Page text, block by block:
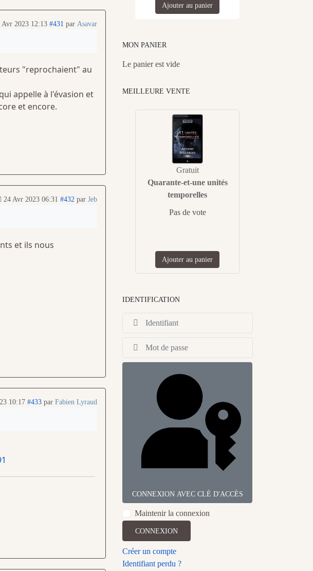
Avr 2023 12:13 #431 par Asavar
"reprochaient" au
appelle à l'évasion et
et encore.
24 Avr 2023 06:31 #432 par Jeb
et ils nous
10:17 #433 par Fabien Lyraud
Ajouter au panier
MON PANIER
Le panier est vide
MEILLEURE VENTE
Gratuit
Quarante-et-une unités
temporelles
Pas de vote
Ajouter au panier
IDENTIFICATION
CONNEXION AVEC CLÉ D'ACCÈS
Maintenir la connexion
CONNEXION
Créer un compte
Identifiant perdu ?